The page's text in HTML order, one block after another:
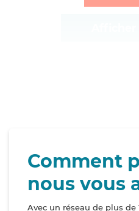
Comment
nous vous
Avec un réseau de plus